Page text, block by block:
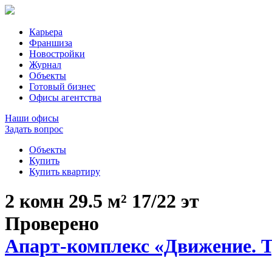
Карьера
Франшиза
Новостройки
Журнал
Объекты
Готовый бизнес
Офисы агентства
Наши офисы
Задать вопрос
Объекты
Купить
Купить квартиру
2 комн 29.5 м² 17/22 эт
Проверено
Апарт-комплекс «Движение.